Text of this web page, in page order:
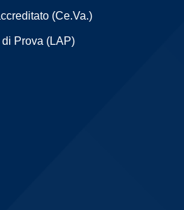
(Ce.Va.)
Prova (LAP)